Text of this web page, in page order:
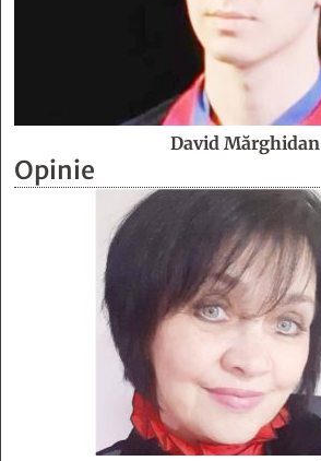
David Mărghidan
Opinie